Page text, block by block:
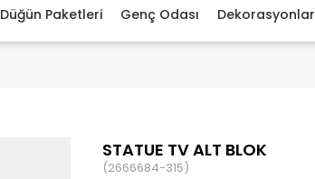
Düğün Paketleri Genç Odası Dekorasyonlar
STATUE TV ALT BLOK
(2666684-315)